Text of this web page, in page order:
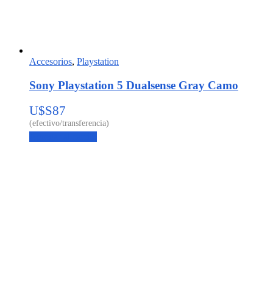
Accesorios, Playstation
Sony Playstation 5 Dualsense Gray Camo
U$S87